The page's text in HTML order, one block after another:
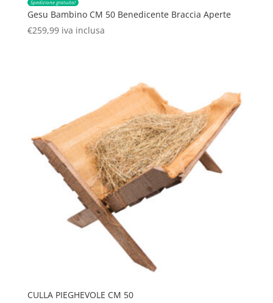
Spedizione gratuita!
Gesu Bambino CM 50 Benedicente Braccia Aperte
€259,99 iva inclusa
CULLA PIEGHEVOLE CM 50